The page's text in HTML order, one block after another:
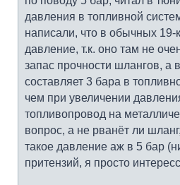
давления в топливной
написали, что в обычных
давление, т.к. оно там не
запас прочности шлангов, а
составляет 3 бара в
чем при увеличении
топливопровод на
вопрос, а не рванёт ли
такое давление аж в 5 бар
притензий, я просто